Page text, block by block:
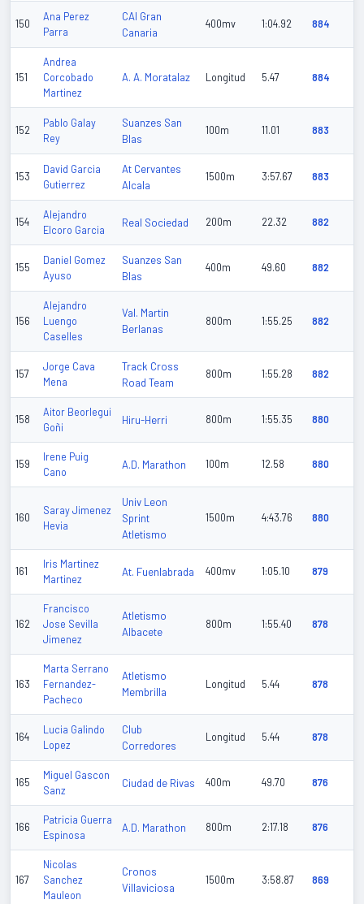
150
Ana Perez
Parra
CAI Gran
Canaria
400mv 1:04.92 884
151
Andrea
Corcobado
Martinez
A. A. Moratalaz Longitud 5.47 884
152
Pablo Galay
Rey
Suanzes San
Blas
100m 11.01 883
153
David Garcia
Gutierrez
At Cervantes
Alcala
1500m 3:57.67 883
154
Alejandro
Elcoro Garcia
Real Sociedad 200m 22.32 882
155
Daniel Gomez
Ayuso
Suanzes San
Blas
400m 49.60 882
156
Alejandro
Luengo
Caselles
Val. Martin
Berlanas
800m 1:55.25 882
157
Jorge Cava
Mena
Track Cross
Road Team
800m 1:55.28 882
158
Aitor Beorlegui
Goñi
Hiru-Herri 800m 1:55.35 880
159
Irene Puig
Cano
A.D. Marathon 100m 12.58 880
160
Saray Jimenez
Hevia
Univ Leon
Sprint
Atletismo
1500m 4:43.76 880
161
Iris Martinez
Martinez
At. Fuenlabrada 400mv 1:05.10 879
162
Francisco
Jose Sevilla
Jimenez
Atletismo
Albacete
800m 1:55.40 878
163
Marta Serrano
Fernandez-
Pacheco
Atletismo
Membrilla
Longitud 5.44 878
164
Lucia Galindo
Lopez
Club
Corredores
Longitud 5.44 878
165
Miguel Gascon
Sanz
Ciudad de Rivas 400m 49.70 876
166
Patricia Guerra
Espinosa
A.D. Marathon 800m 2:17.18 876
167
Nicolas
Sanchez
Mauleon
Cronos
Villaviciosa
1500m 3:58.87 869